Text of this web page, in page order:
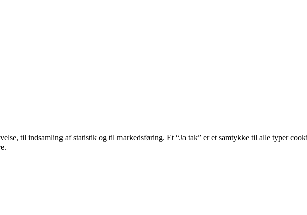
til indsamling af statistik og til markedsføring. Et “Ja tak” er et samtykke til alle typer